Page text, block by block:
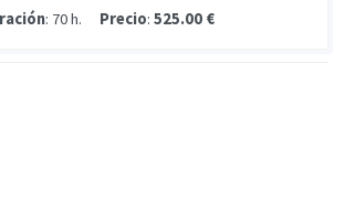
: 70 h. Precio:525.00 €